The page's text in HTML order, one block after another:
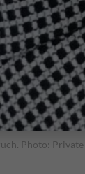
Photo: Private